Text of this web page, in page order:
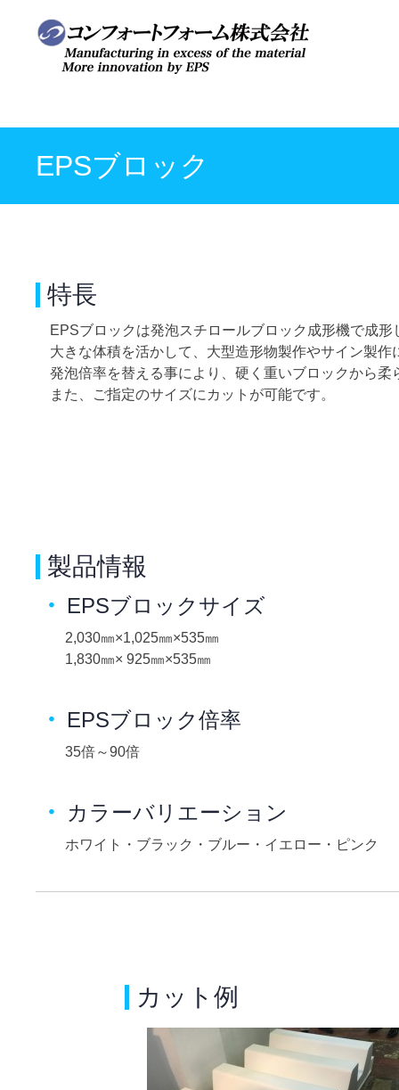
EPSブロック
特長
EPSブロックは発泡スチロールブロック成形機で成
大きな体積を活かして、大型造形物製作やサイン製作
発泡倍率を替える事により、硬く重いブロックから
また、ご指定のサイズにカットが可能です。
製品情報
EPSブロックサイズ
2,030㎜×1,025㎜×535㎜
1,830㎜× 925㎜×535㎜
EPSブロック倍率
35倍～90倍
カラーバリエーション
ホワイト・ブラック・ブルー・イエロー・ピンク
カット例